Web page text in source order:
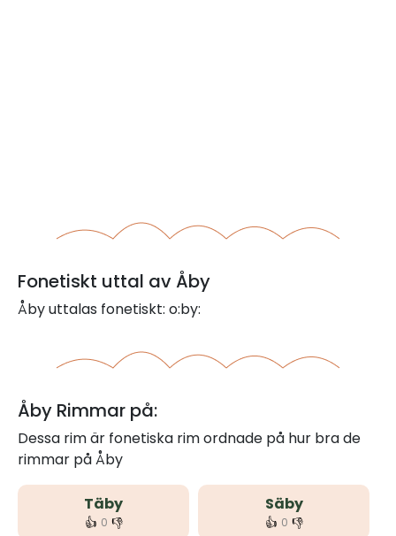
Fonetiskt uttal av Åby
Åby uttalas fonetiskt: o:by:
Åby Rimmar på:
Dessa rim är fonetiska rim ordnade på hur bra de
rimmar på Åby
Täby
👍 0 👎
Säby
👍 0 👎